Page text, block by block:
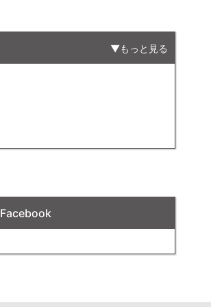
もっと見る